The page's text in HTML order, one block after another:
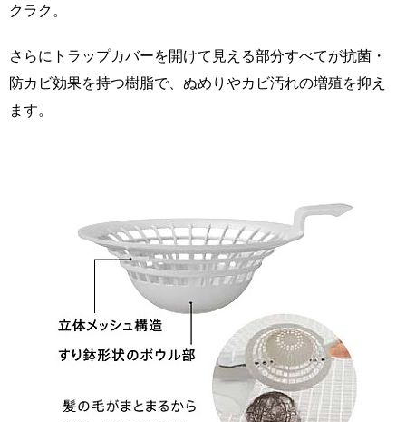
クラク。
さらにトラップカバーを開けて見える部分すべてが抗菌・
防カビ効果を持つ樹脂で、ぬめりやカビ汚れの増殖を抑え
ます。